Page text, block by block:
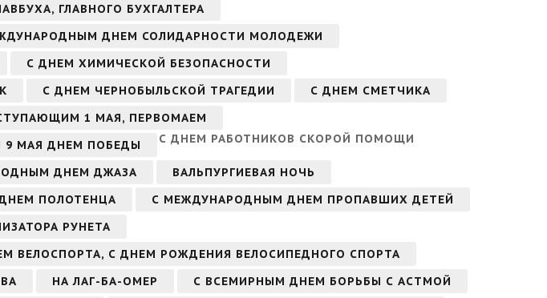
ГЛАВНОГО БУХГАЛТЕРА
ДНЕМ СОЛИДАРНОСТИ МОЛОДЕЖИ
С ДНЕМ ХИМИЧЕСКОЙ БЕЗОПАСНОСТИ
С ДНЕМ ЧЕРНОБЫЛЬСКОЙ ТРАГЕДИИ
С ДНЕМ СМЕТЧИКА
1 МАЯ, ПЕРВОМАЕМ
МАЯ ДНЕМ ПОБЕДЫ С ДНЕМ РАБОТНИКОВ СКОРОЙ ПОМОЩИ
ДНЕМ ДЖАЗА
ВАЛЬПУРГИЕВАЯ НОЧЬ
ПОЛОТЕНЦА
С МЕЖДУНАРОДНЫМ ДНЕМ ПРОПАВШИХ ДЕТЕЙ
РУНЕТА
ВЕЛОСПОРТА, С ДНЕМ РОЖДЕНИЯ ВЕЛОСИПЕДНОГО СПОРТА
НА ЛАГ-БА-ОМЕР
С ВСЕМИРНЫМ ДНЕМ БОРЬБЫ С АСТМОЙ